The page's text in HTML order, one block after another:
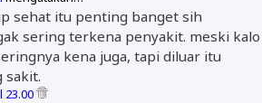
sehat itu penting banget sih
sering terkena penyakit. meski kalo
kena juga, tapi diluar itu
sakit.
23.00